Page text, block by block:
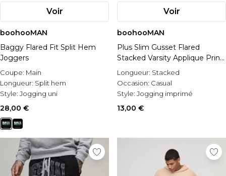
Voir
boohooMAN
Baggy Flared Fit Split Hem
Joggers
Coupe: Main
Longueur: Split hem
Style: Jogging uni
28,00 €
Voir
boohooMAN
Plus Slim Gusset Flared
Stacked Varsity Applique Print
Jogger
Longueur: Stacked
Occasion: Casual
Style: Jogging imprimé
13,00 €